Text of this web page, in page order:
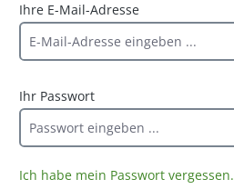
Ihre E-Mail-Adresse
Ihr Passwort
Ich habe mein Passwort vergessen.